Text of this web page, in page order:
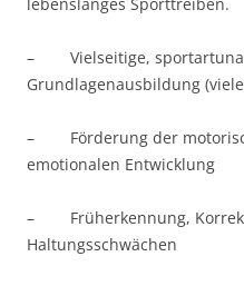
– Vielseitige,
Grundlagenausbildung
– Förderung der
emotionalen Entwicklung
– Früherkennung,
Haltungsschwächen